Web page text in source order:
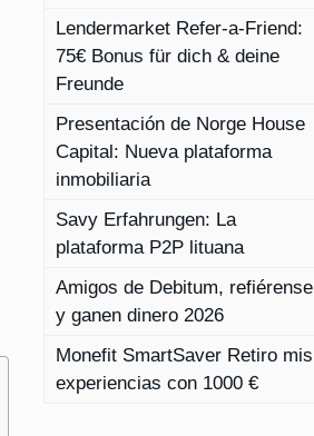
Lendermarket Refer-a-Friend:
75€ Bonus für dich & deine
Freunde
Presentación de Norge House
Capital: Nueva plataforma
inmobiliaria
Savy Erfahrungen: La
plataforma P2P lituana
Amigos de Debitum, refiérense
y ganen dinero 2026
Monefit SmartSaver Retiro mis
experiencias con 1000 €